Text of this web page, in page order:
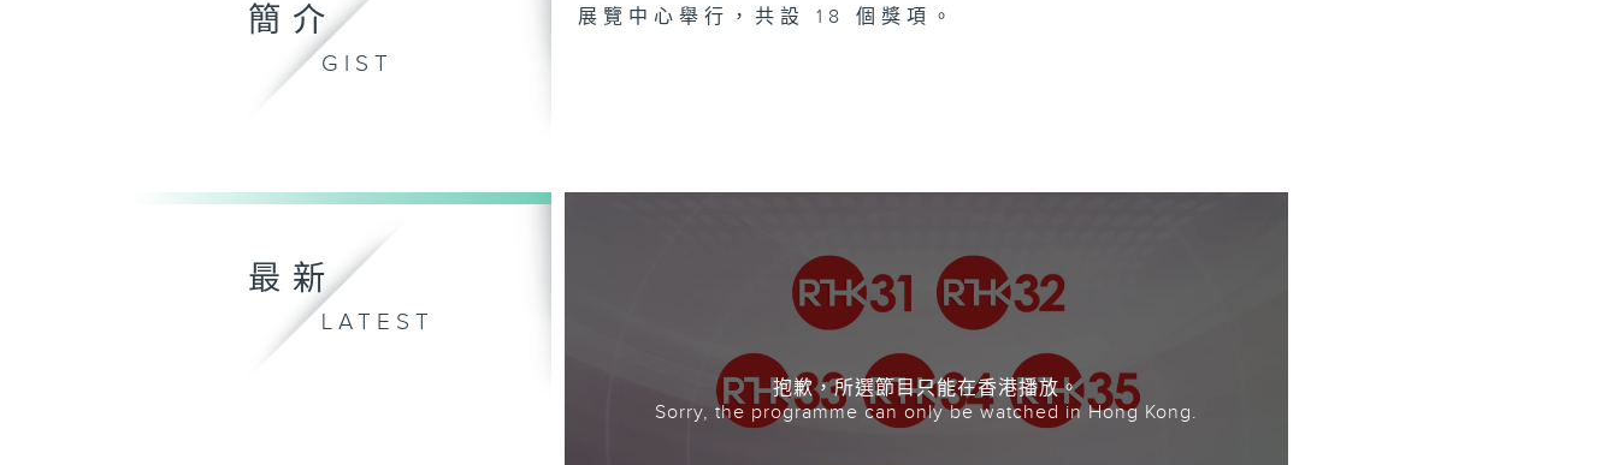
簡介
GIST
展覽中心舉行，共設 18 個獎項。
最新
LATEST
抱歉，所選節目只能在香港播放。
Sorry, the programme can only be watched in Hong Kong.